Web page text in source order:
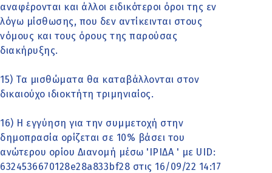
αναφέρονται και άλλοι ειδικότεροι όροι της εν
λόγω μίσθωσης, που δεν αντίκεινται στους
νόμους και τους όρους της παρούσας
διακήρυξης.
15) Τα μισθώματα θα καταβάλλονται στον
δικαιούχο ιδιοκτήτη τριμηνιαίος.
16) Η εγγύηση για την συμμετοχή στην
δημοπρασία ορίζεται σε 10% βάσει του
ανώτερου ορίου Διανομή μέσω 'ΙΡΙΔΑ ' με UID:
6324536670128e28a833bf28 στις 16/09/22 14:17